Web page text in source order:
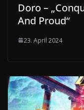
Doro –
And Proud“
23. April 2024